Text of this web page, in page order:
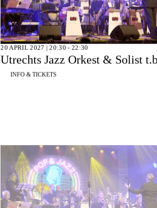
20 APRIL 2027 | 20:30 - 22:30
Utrechts Jazz Orkest & Solist
INFO & TICKETS
JAZZ